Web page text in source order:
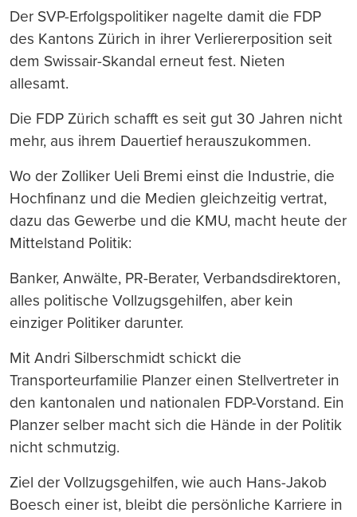
Der SVP-Erfolgspolitiker nagelte damit die FDP
des Kantons Zürich in ihrer Verliererposition seit
dem Swissair-Skandal erneut fest. Nieten
allesamt.
Die FDP Zürich schafft es seit gut 30 Jahren nicht
mehr, aus ihrem Dauertief herauszukommen.
Wo der Zolliker Ueli Bremi einst die Industrie, die
Hochfinanz und die Medien gleichzeitig vertrat,
dazu das Gewerbe und die KMU, macht heute der
Mittelstand Politik:
Banker, Anwälte, PR-Berater, Verbandsdirektoren,
alles politische Vollzugsgehilfen, aber kein
einziger Politiker darunter.
Mit Andri Silberschmidt schickt die
Transporteurfamilie Planzer einen Stellvertreter in
den kantonalen und nationalen FDP-Vorstand. Ein
Planzer selber macht sich die Hände in der Politik
nicht schmutzig.
Ziel der Vollzugsgehilfen, wie auch Hans-Jakob
Boesch einer ist, bleibt die persönliche Karriere in